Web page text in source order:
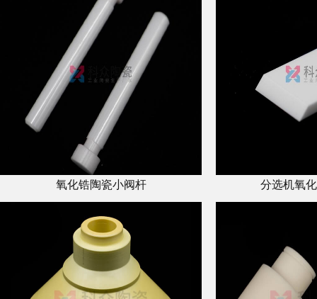
氧化锆陶瓷小阀杆 分选机氧